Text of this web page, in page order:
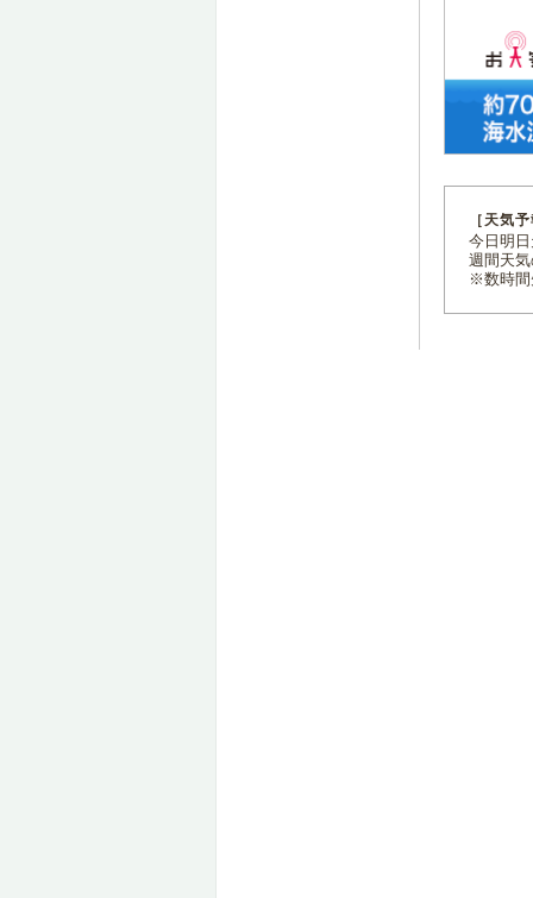
［天気
今日明
週間天
※数時間